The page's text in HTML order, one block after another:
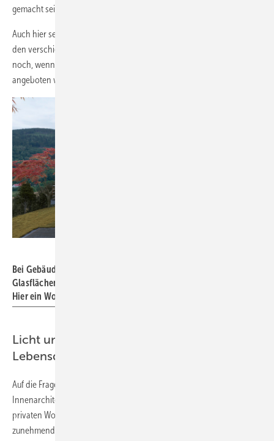
gemacht sei ein solcher Verbund der Werkstoffe genial.
Auch hier sei es wichtig, dass bei der Umsetzung die Handwerker aus
den verschiedenen Gewerken mitdenken und mitziehen. Oder besser
noch, wenn alles aus einer Hand komme, beziehungsweise
angeboten werde.
Bei Gebäudenutzern steigt der Wunsch nach großen
Glasflächen, um fließende Übergänge nach außen zu schaffen.
Hier ein Wohnhaus von Heike Falkenberg.
Licht und Transparenz schaffen
Lebensqualität
Auf die Frage, welche Entwicklungen sie bei Interieur sehe, meint die
Innenarchitektin: „Bei Office- und Büroräumen ebenso wie bei
privaten Wohnräumen steigt der Wunsch nach größeren Flächen, da
zunehmend beides auch als kombinierter Lebensraum gesehen wird.